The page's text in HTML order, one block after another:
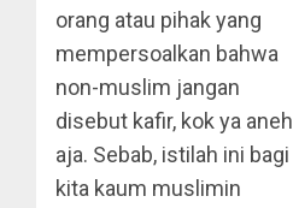
orang atau pihak yang
mempersoalkan bahwa
non-muslim jangan
disebut kafir, kok ya aneh
aja. Sebab, istilah ini bagi
kita kaum muslimin